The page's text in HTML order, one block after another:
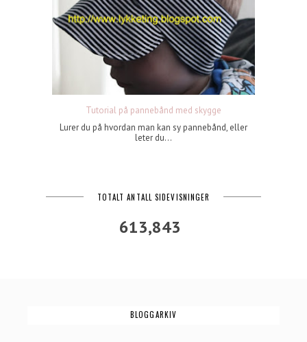
Tutorial på pannebånd med skygge
Lurer du på hvordan man kan sy pannebånd, eller
leter du...
TOTALT ANTALL SIDEVISNINGER
613,843
BLOGGARKIV